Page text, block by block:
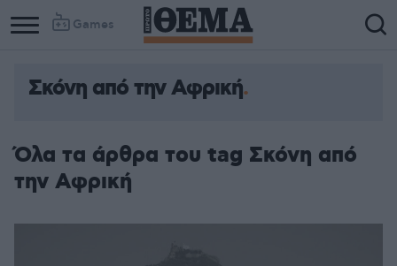
Games
Column
Column
Σκόνη από την Αφρική
Όλα τα άρθρα του tag Σκόνη από
την Αφρική